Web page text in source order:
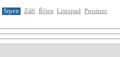
Srpen Září Říjen Listopad Prosinec